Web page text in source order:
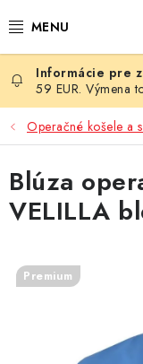
na
NOVÉ
PRACOVNÉ ODEVY
OBUV
HOTEL A SLUŽBY
ZDRAVOTNÍCTVO
59 EUR. Výmena
Operačné košele a
Blúza
VELILLA
Premium